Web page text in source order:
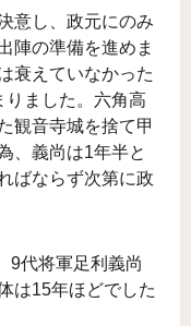
意し、政元にのみ
陣の準備を進めま
衰えていなかった
ました。六角高
観音寺城を捨て甲
、義尚は1年半と
ばならず次第に政
9代将軍足利義尚
は15年ほどでした